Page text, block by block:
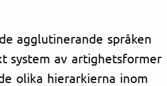
agglutinerande språken
system av artighetsformer
olika hierarkierna inom